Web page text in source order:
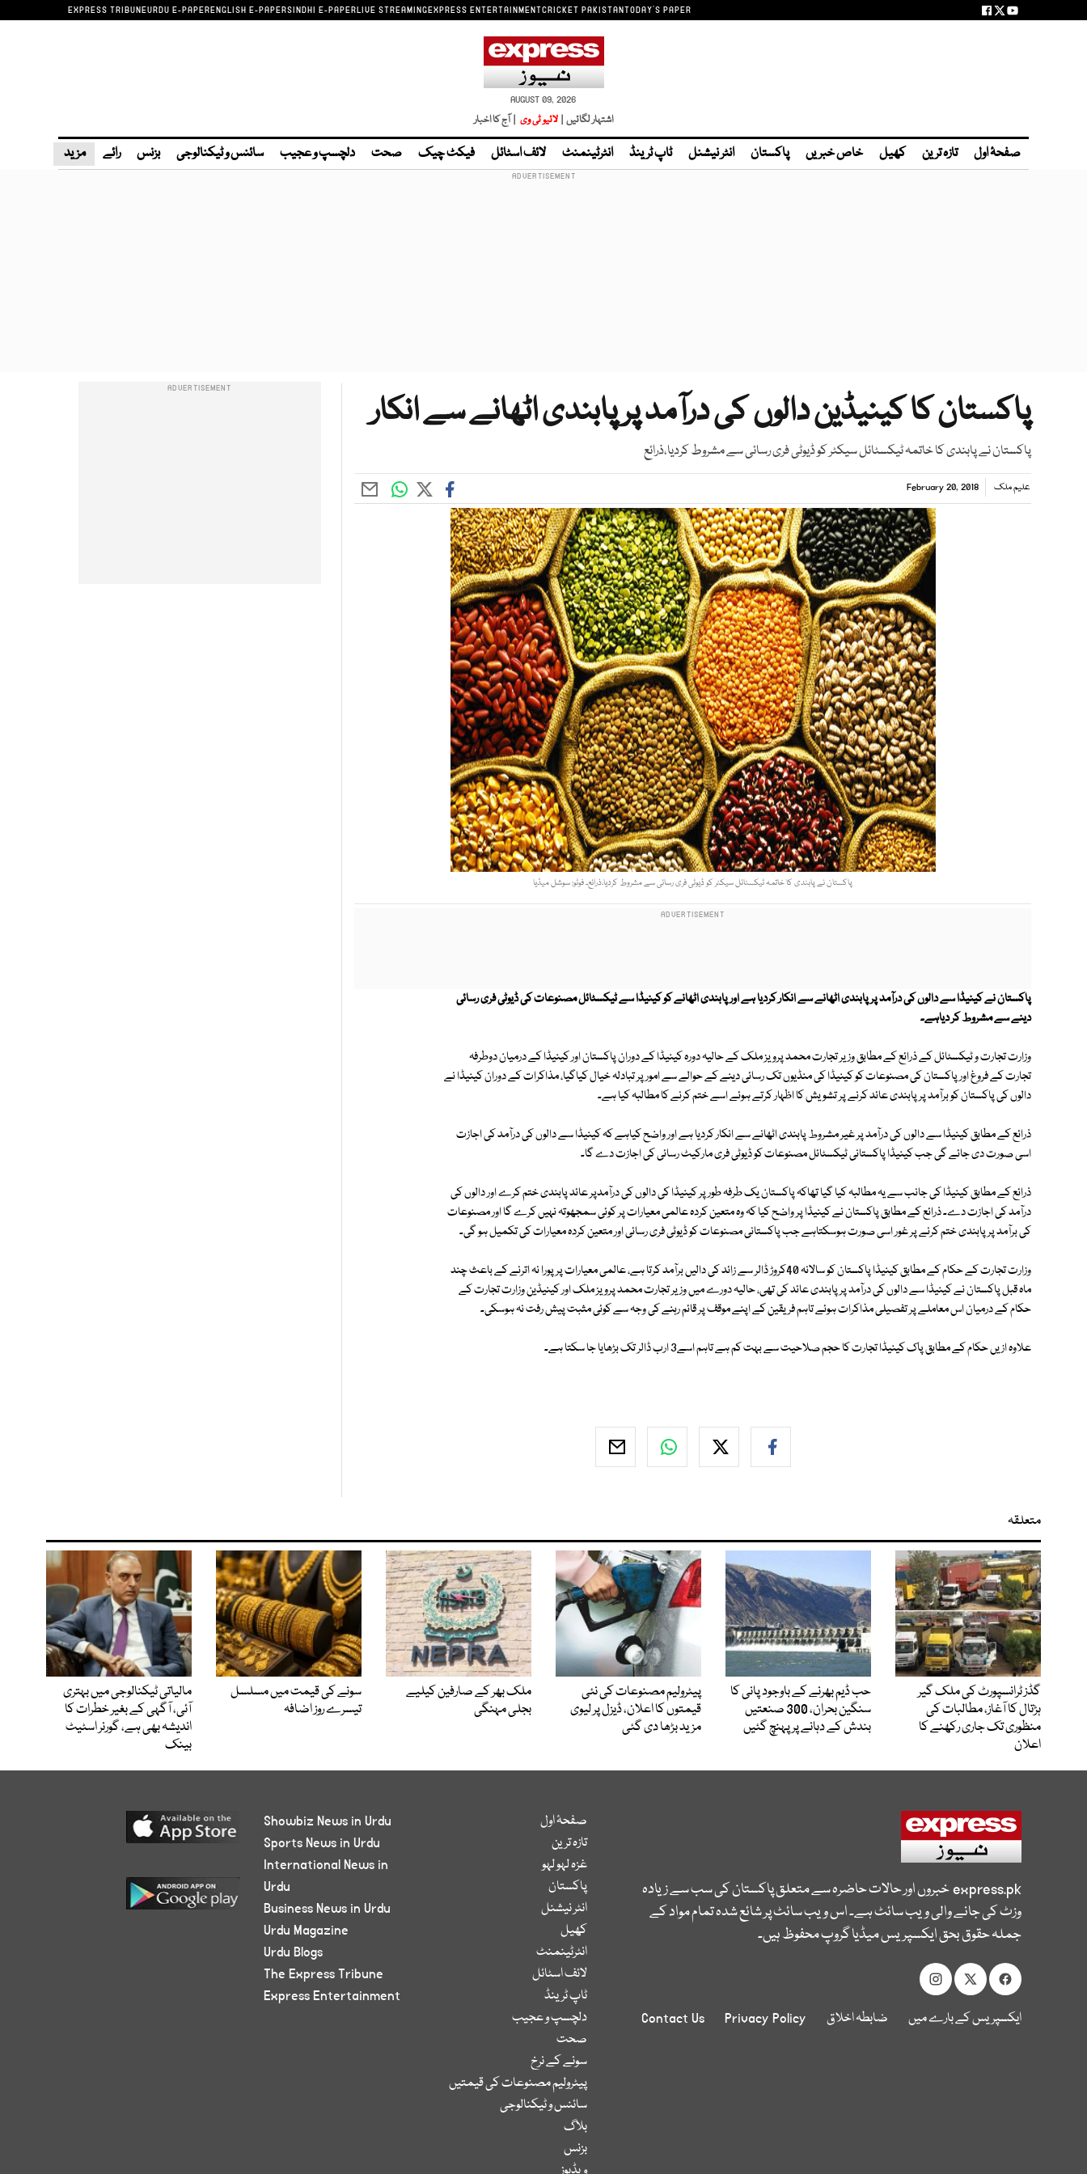
EXPRESS TRIBUNEURDU E-PAPERENGLISH E-PAPERSINDHI E-PAPERLIVE STREAMINGEXPRESS ENTERTAINMENTCRICKET PAKISTANTODAY'S PAPER
AUGUST 09, 2026
اشتہار لگائیں | لائیو ٹی وی | آج کا اخبار
صفحۂ اول تازہ ترین کھیل خاص خبریں پاکستان انٹر نیشنل ٹاپ ٹرینڈ انٹرٹینمنٹ لائف اسٹائل فیکٹ چیک صحت دلچسپ و عجیب سائنس و ٹیکنالوجی بزنس رائے مزید
پاکستان کا کینیڈین دالوں کی درآمد پر پابندی اٹھانے سے انکار
پاکستان نے پابندی کا خاتمہ ٹیکسٹائل سیکٹر کو ڈیوٹی فری رسائی سے مشروط کردیا،ذرائع
علیم ملک February 20, 2018
پاکستان نے پابندی کا خاتمہ ٹیکسٹائل سیکٹر کو ڈیوٹی فری رسائی سے مشروط کردیا،ذرائع۔ فوٹو: سوشل میڈیا
پاکستان نے کینیڈا سے دالوں کی درآمد پر پابندی اٹھانے سے انکار کردیا ہے اور پابندی اٹھانے کو کینیڈا سے ٹیکسٹائل مصنوعات کی ڈیوٹی فری رسائی
دینے سے مشروط کر دیاہے۔
وزارت تجارت و ٹیکسٹائل کے ذرائع کے مطابق وزیر تجارت محمد پرویز ملک کے حالیہ دورہ کینیڈا کے دوران پاکستان اور کینیڈا کے درمیان دوطرفہ
تجارت کے فروغ اور پاکستان کی مصنوعات کو کینیڈا کی منڈیوں تک رسائی دینے کے حوالے سے امور پر تبادلہ خیال کیاگیا، مذاکرات کے دوران کینیڈا نے
دالوں کی پاکستان کو برآمد پر پابندی عائد کرنے پر تشویش کا اظہار کرتے ہوئے اسے ختم کرنے کا مطالبہ کیا ہے۔
ذرائع کے مطابق کینیڈا سے دالوں کی درآمد پر غیر مشروط پابندی اٹھانے سے انکار کردیا ہے اور واضح کیاہے کہ کینیڈا سے دالوں کی درآمد کی اجازت
اسی صورت دی جائے گی جب کینیڈا پاکستانی ٹیکسٹائل مصنوعات کو ڈیوٹی فری مارکیٹ رسائی کی اجازت دے گا۔
ذرائع کے مطابق کینیڈا کی جانب سے یہ مطالبہ کیا گیا تھاکہ پاکستان یک طرفہ طور پر کینیڈا کی دالوں کی درآمدپر عائد پابندی ختم کرے اور دالوں کی
درآمد کی اجازت دے۔ ذرائع کے مطابق پاکستان نے کینیڈا پر واضح کیا کہ وہ متعین کردہ عالمی معیارات پر کوئی سمجھوتہ نہیں کرے گا اور مصنوعات
کی برآمد پر پابندی ختم کرنے پر غور اسی صورت ہوسکتاہے جب پاکستانی مصنوعات کو ڈیوٹی فری رسائی اور متعین کردہ معیارات کی تکمیل ہو گی۔
وزارت تجارت کے حکام کے مطابق کینیڈا پاکستان کو سالانہ 40کروڑ ڈالر سے زائد کی دالیں برآمد کرتا ہے، عالمی معیارات پر پورا نہ اترنے کے باعث چند
ماہ قبل پاکستان نے کینیڈا سے دالوں کی درآمد پر پابندی عائد کی تھی، حالیہ دورے میں وزیر تجارت محمد پرویز ملک اور کینیڈین وزارت تجارت کے
حکام کے درمیان اس معاملے پر تفصیلی مذاکرات ہوئے تاہم فریقین کے اپنے موقف پر قائم رہنے کی وجہ سے کوئی مثبت پیش رفت نہ ہوسکی۔
علاوہ ازیں حکام کے مطابق پاک کینیڈا تجارت کا حجم صلاحیت سے بہت کم ہے تاہم اسے3 ارب ڈالر تک بڑھایا جا سکتا ہے۔
متعلقہ
گڈز ٹرانسپورٹ کی ملک گیر
ہڑتال کا آغاز، مطالبات کی
منظوری تک جاری رکھنے کا
اعلان
حب ڈیم بھرنے کے باوجود پانی کا
سنگین بحران، 300 صنعتیں
بندش کے دہانے پر پہنچ گئیں
پیٹرولیم مصنوعات کی نئی
قیمتوں کا اعلان، ڈیزل پر لیوی
مزید بڑھا دی گئی
ملک بھر کے صارفین کیلیے
بجلی مہنگی
سونے کی قیمت میں مسلسل
تیسرے روز اضافہ
مالیاتی ٹیکنالوجی میں بہتری
آئی، آگہی کے بغیر خطرات کا
اندیشہ بھی ہے، گورنر اسٹیٹ
بینک
express.pkخبروں اور حالات حاضرہ سے متعلق پاکستان کی سب سے زیادہ
وزٹ کی جانے والی ویب سائٹ ہے۔ اس ویب سائٹ پر شائع شدہ تمام مواد کے
جملہ حقوق بحق ایکسپریس میڈیا گروپ محفوظ ہیں۔
ایکسپریس کے بارے میں ضابطہ اخلاق Privacy Policy
Contact Us
صفحۂ اول
تازہ ترین
غزہ لہو لہو
پاکستان
انٹر نیشنل
کھیل
انٹرٹینمنٹ
لائف اسٹائل
ٹاپ ٹرینڈ
دلچسپ و عجیب
صحت
سونے کے نرخ
پیٹرولیم مصنوعات کی قیمتیں
سائنس و ٹیکنالوجی
بلاگ
بزنس
Showbiz News in Urdu
Sports News in Urdu
International News in
Urdu
Business News in Urdu
Urdu Magazine
Urdu Blogs
The Express Tribune
Express Entertainment